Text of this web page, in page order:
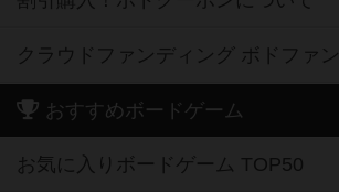
クラウドファンディング ボドファン
おすすめボードゲーム
お気に入りボードゲーム TOP50